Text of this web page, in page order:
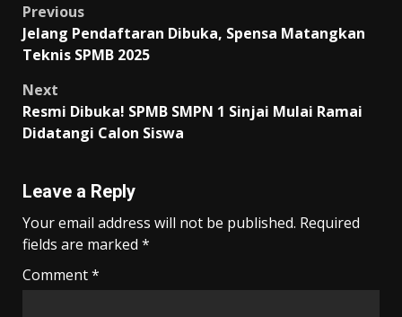
Post
navigation
Previous
Jelang Pendaftaran Dibuka, Spensa Matangkan
Teknis SPMB 2025
Next
Resmi Dibuka! SPMB SMPN 1 Sinjai Mulai Ramai
Didatangi Calon Siswa
Leave a Reply
Your email address will not be published. Required
fields are marked *
Comment*